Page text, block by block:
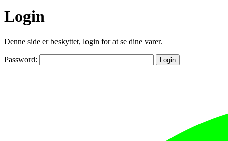
Login
Denne side er beskyttet, login for at se dine varer.
Password: